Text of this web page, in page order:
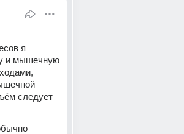
я
и мышечную
следует